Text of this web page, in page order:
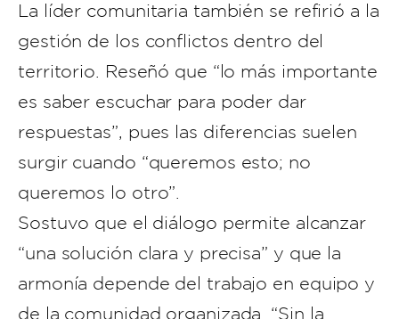
La líder comunitaria también se refirió a la
gestión de los conflictos dentro del
territorio. Reseñó que “lo más importante
es saber escuchar para poder dar
respuestas”, pues las diferencias suelen
surgir cuando “queremos esto; no
queremos lo otro”.
Sostuvo que el diálogo permite alcanzar
“una solución clara y precisa” y que la
armonía depende del trabajo en equipo y
de la comunidad organizada. “Sin la